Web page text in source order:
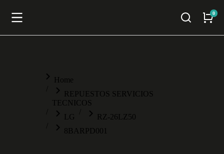
You are here:
Home
REPUESTOS SERVICIOS
TECNICOS
LG
RZ-26LZ50
8BARPD001